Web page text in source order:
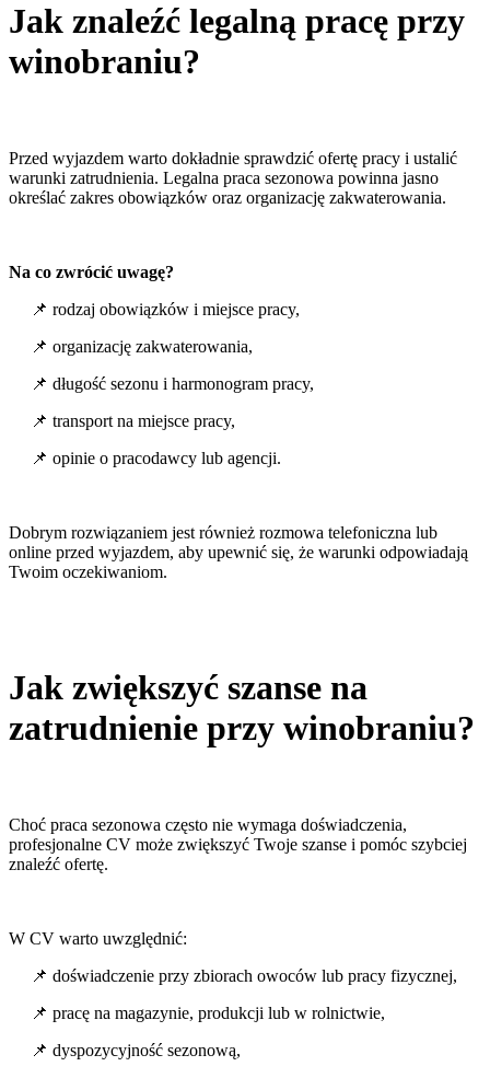
Jak znaleźć legalną pracę przy
winobraniu?
Przed wyjazdem warto dokładnie sprawdzić ofertę pracy i ustalić
warunki zatrudnienia. Legalna praca sezonowa powinna jasno
określać zakres obowiązków oraz organizację zakwaterowania.
Na co zwrócić uwagę?
📌 rodzaj obowiązków i miejsce pracy,
📌 organizację zakwaterowania,
📌 długość sezonu i harmonogram pracy,
📌 transport na miejsce pracy,
📌 opinie o pracodawcy lub agencji.
Dobrym rozwiązaniem jest również rozmowa telefoniczna lub
online przed wyjazdem, aby upewnić się, że warunki odpowiadają
Twoim oczekiwaniom.
Jak zwiększyć szanse na
zatrudnienie przy winobraniu?
Choć praca sezonowa często nie wymaga doświadczenia,
profesjonalne CV może zwiększyć Twoje szanse i pomóc szybciej
znaleźć ofertę.
W CV warto uwzględnić:
📌 doświadczenie przy zbiorach owoców lub pracy fizycznej,
📌 pracę na magazynie, produkcji lub w rolnictwie,
📌 dyspozycyjność sezonową,